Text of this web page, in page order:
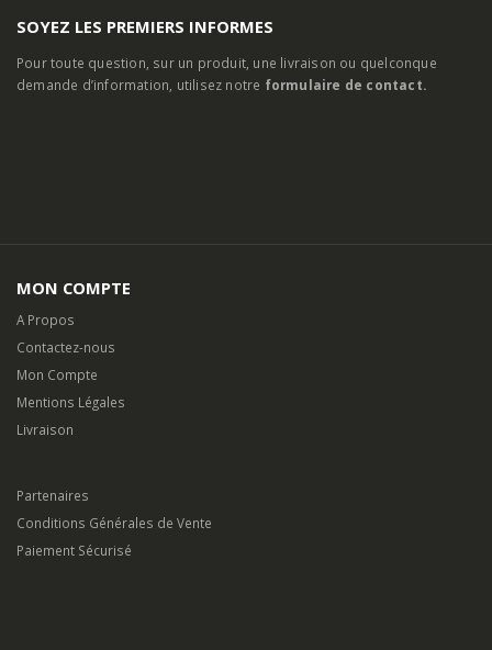
SOYEZ LES PREMIERS INFORMES
Pour toute question, sur un produit, une livraison ou quelconque
demande d’information, utilisez notre formulaire de contact.
MON COMPTE
A Propos
Contactez-nous
Mon Compte
Mentions Légales
Livraison
Partenaires
Conditions Générales de Vente
Paiement Sécurisé